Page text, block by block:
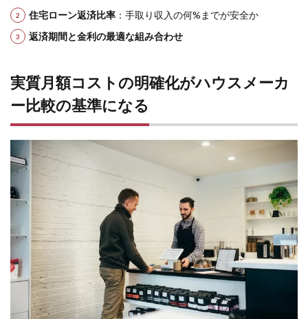
住宅ローン返済比率 ：手取り収入の何%までが安全か
返済期間と金利の最適な組み合わせ
実質月額コストの明確化がハウスメーカ
ー比較の基準になる